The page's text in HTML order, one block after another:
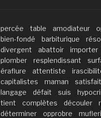
percée table amodiateur
bien-fondé
barbiturique
divergent
abattoir importer
plomber
resplendissant
éraflure
attentiste
capitalistes
maman
langage
défait suis
tient
complètes découler
déterminer
opprobre